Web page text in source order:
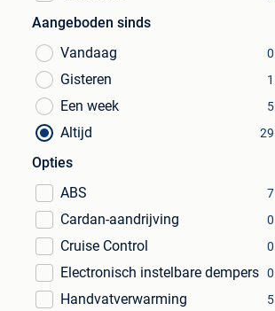
Aangeboden sinds
Vandaag
0
Gisteren 1
Een week 5
Altijd 29
Opties
ABS
7
Cardan-aandrijving 0
Cruise Control 0
Electronisch instelbare dempers 0
Handvatverwarming 5